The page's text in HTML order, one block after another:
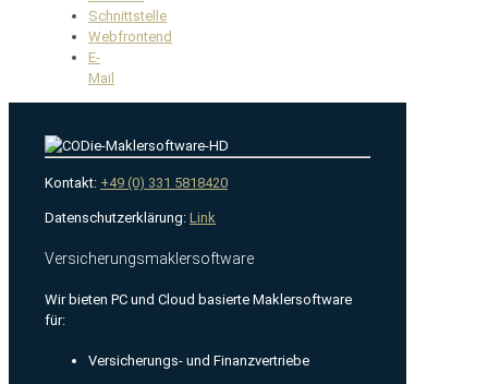
Schnittstelle
Webfrontend
E-
Mail
Kontakt: +49 (0) 331 5818420
Datenschutzerklärung: Link
Versicherungsmaklersoftware
Wir bieten PC und Cloud basierte Maklersoftware
für:
Versicherungs- und Finanzvertriebe